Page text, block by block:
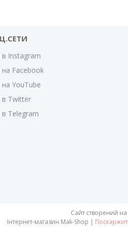
Instagram
Facebook
YouTube
Twitter
Telegram
Сайт створений на
Інтернет-магазин Mak-Shop |